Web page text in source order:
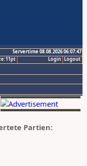
Servertime 08.08.2026 06:07:47
Logout
Login
Partien: